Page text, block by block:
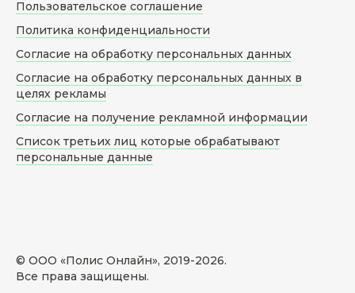
© ООО «Полис Онлайн», 2019-2026.
Все права защищены.
Пользовательское соглашение
Политика конфиденциальности
Согласие на обработку персональных данных
Согласие на обработку персональных данных в
целях рекламы
Согласие на получение рекламной информации
Список третьих лиц которые обрабатывают
персональные данные